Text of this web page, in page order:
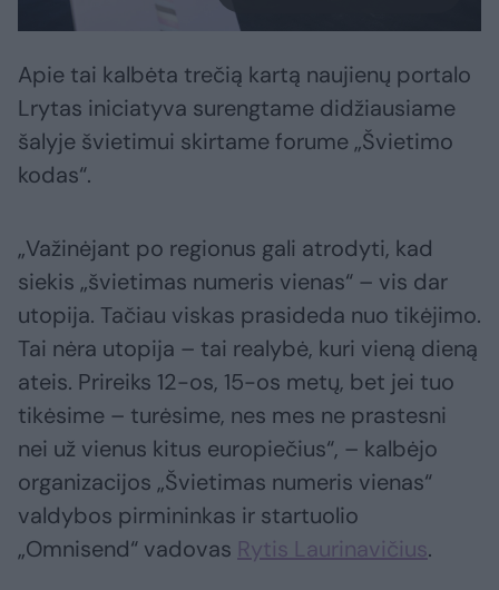
Apie tai kalbėta trečią kartą naujienų portalo
Lrytas iniciatyva surengtame didžiausiame
šalyje švietimui skirtame forume „Švietimo
kodas“.
„Važinėjant po regionus gali atrodyti, kad
siekis „švietimas numeris vienas“ – vis dar
utopija. Tačiau viskas prasideda nuo tikėjimo.
Tai nėra utopija – tai realybė, kuri vieną dieną
ateis. Prireiks 12-os, 15-os metų, bet jei tuo
tikėsime – turėsime, nes mes ne prastesni
nei už vienus kitus europiečius“, – kalbėjo
organizacijos „Švietimas numeris vienas“
valdybos pirmininkas ir startuolio
„Omnisend“ vadovas Rytis Laurinavičius.